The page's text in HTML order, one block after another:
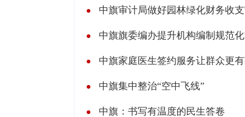
中旗审计局做好园林绿化财务收
中旗旗委编办提升机构编制规范
中旗家庭医生签约服务让群众更
中旗集中整治“空中飞线”
中旗：书写有温度的民生答卷